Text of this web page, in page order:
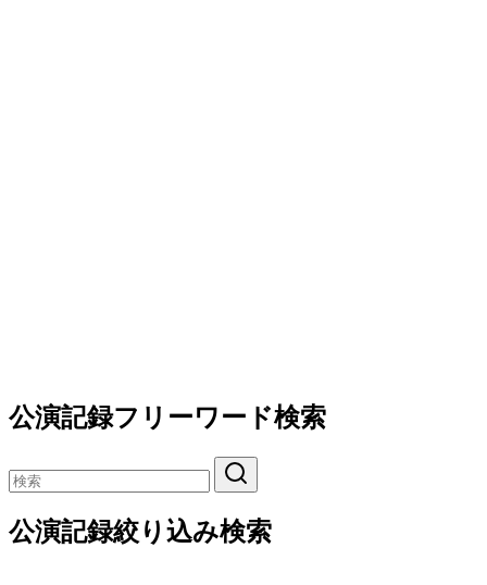
公演記録フリーワード検索
公演記録絞り込み検索